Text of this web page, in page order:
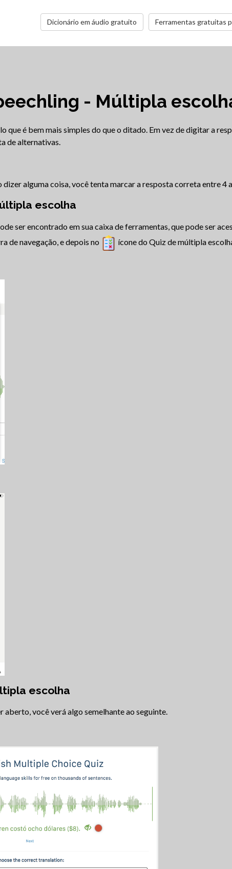
Ferramentas gratuitas
Dicionário em áudio gratuito
- Múltipla
que é bem mais simples do que o ditado. Em vez de digitar a
de alternativas.
alguma coisa, você tenta marcar a resposta correta entre 4
escolha
ser encontrado em sua caixa de ferramentas, que pode ser
de navegação, e depois no
ícone do Quiz de múltipla
escolha
aberto, você verá algo semelhante ao seguinte.